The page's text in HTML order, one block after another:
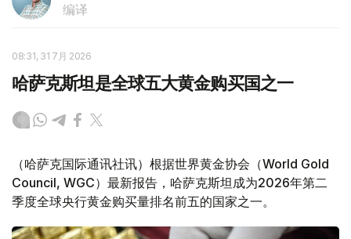
编译
08:31, 31 7月 2026
哈萨克斯坦是全球五大黄金购买国之一
（哈萨克国际通讯社讯）根据世界黄金协会（World Gold
Council, WGC）最新报告，哈萨克斯坦成为2026年第二
季度全球央行黄金购买量排名前五的国家之一。